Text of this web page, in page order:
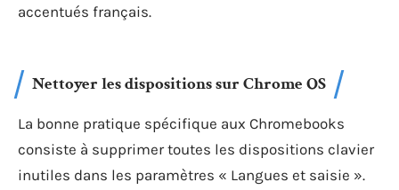
accentués français.
Nettoyer les dispositions sur Chrome OS
La bonne pratique spécifique aux Chromebooks
consiste à supprimer toutes les dispositions clavier
inutiles dans les paramètres « Langues et saisie ».